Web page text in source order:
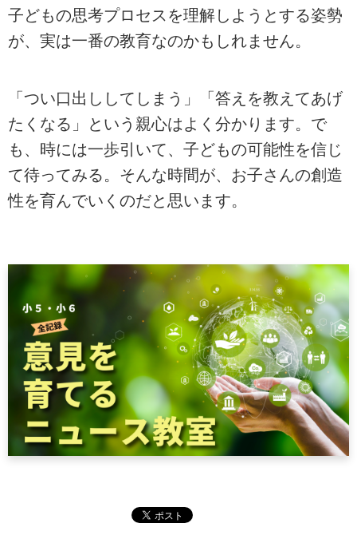
子どもの思考プロセスを理解しようとする姿勢
が、実は一番の教育なのかもしれません。
「つい口出ししてしまう」「答えを教えてあげ
たくなる」という親心はよく分かります。で
も、時には一歩引いて、子どもの可能性を信じ
て待ってみる。そんな時間が、お子さんの創造
性を育んでいくのだと思います。